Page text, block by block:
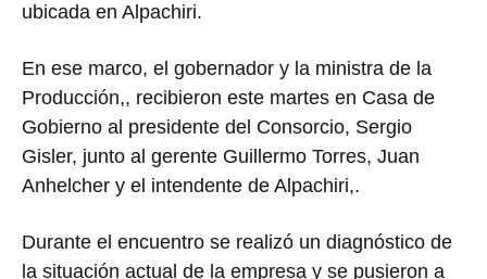
ubicada en Alpachiri.
En ese marco, el gobernador y la ministra de la
Producción,, recibieron este martes en Casa de
Gobierno al presidente del Consorcio, Sergio
Gisler, junto al gerente Guillermo Torres, Juan
Anhelcher y el intendente de Alpachiri,.
Durante el encuentro se realizó un diagnóstico de
la situación actual de la empresa y se pusieron a